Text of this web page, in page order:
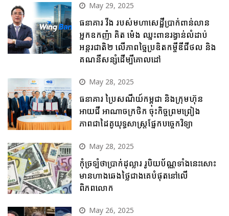
May 29, 2025
ធនាគារ វីង របស់មហាសេដ្ឋីប្រាក់ពាន់លាន
អ្នកឧកញ៉ា គិត ម៉េង ឈ្នះពានរង្វាន់លំដាប់
អន្តរជាតិ២ លើភាពច្នៃប្រឌិតកម្ចីឌីជីថល និង
គណនីសន្សំដើម្បីគោលដៅ
May 28, 2025
ធនាគារ ប្រៃសណីយ៍កម្ពុជា និងក្រុមហ៊ុន
អាយជី អាណាចក្រថិក ចុះកិច្ចព្រមព្រៀង
ភាពជាដៃគូយុទ្ធសាស្ត្រផ្នែកបច្ចេកវិទ្យា
May 28, 2025
កុំច្រឡំថាប្រាក់ដុល្លារ រូបិយប័ណ្ណទាំងនេះសោះ
មានហាងឆេងថ្លៃជាងគេបំផុតនៅលើ
ពិភពលោក
May 26, 2025